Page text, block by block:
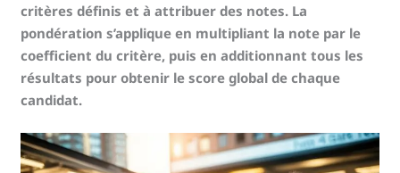
critères définis et à attribuer des notes. La
pondération s’applique en multipliant la note par le
coefficient du critère, puis en additionnant tous les
résultats pour obtenir le score global de chaque
candidat.